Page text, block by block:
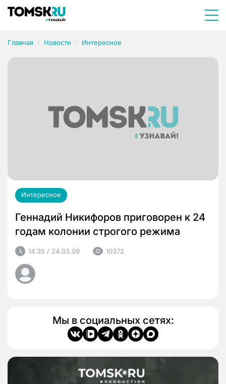
Главная Новости Интересное
Интересное
Геннадий Никифоров приговорен к 24
годам колонии строгого режима
14:35 / 24.03.09 10372
Мы в социальных сетях: